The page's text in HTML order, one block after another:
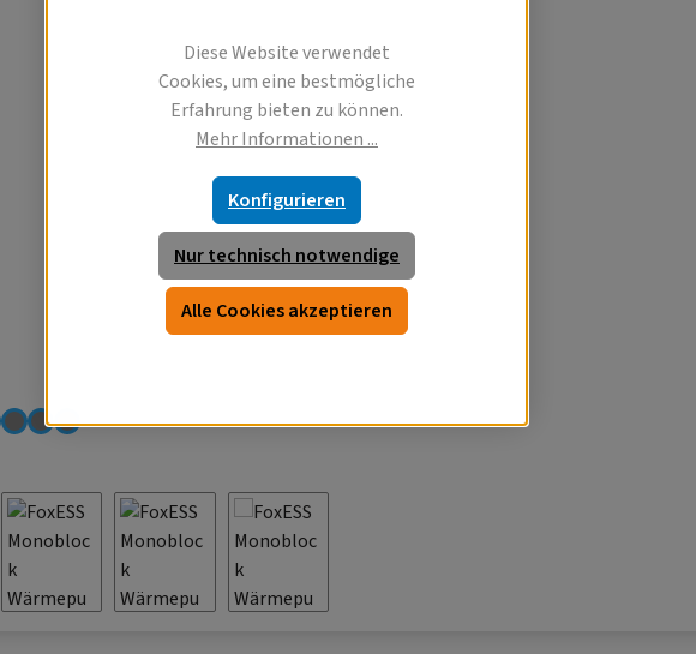
Diese Website verwendet
Cookies, um eine bestmögliche
Erfahrung bieten zu können.
Mehr Informationen ...
Nur technisch notwendige
Konfigurieren
Alle Cookies akzeptieren